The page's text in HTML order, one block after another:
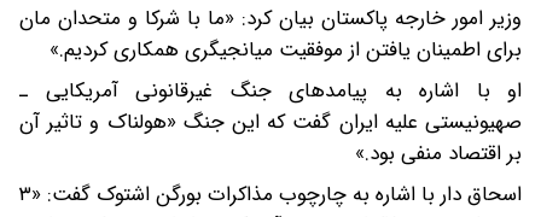
وزیر امور خارجه پاکستان بیان کرد: «ما با شرکا و متحدان مان
برای اطمینان‌ یافتن از موفقیت میانجیگری همکاری کردیم.»
او با اشاره به پیامدهای جنگ غیرقانونی آمریکایی ـ
صهیونیستی علیه ایران گفت که این جنگ «هولناک و تاثیر آن
بر اقتصاد منفی بود.»
اسحاق دار با اشاره به چارچوب مذاکرات بورگن اشتوک گفت: «۳